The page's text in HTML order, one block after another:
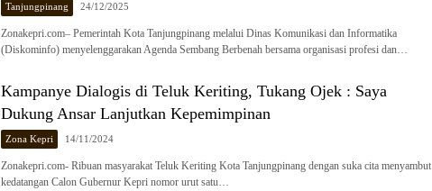
Tanjungpinang 24/12/2025
Zonakepri.com– Pemerintah Kota Tanjungpinang melalui Dinas Komunikasi dan Informatika
(Diskominfo) menyelenggarakan Agenda Sembang Berbenah bersama organisasi profesi dan…
Kampanye Dialogis di Teluk Keriting, Tukang Ojek : Saya
Dukung Ansar Lanjutkan Kepemimpinan
Zona Kepri 14/11/2024
Zonakepri.com- Ribuan masyarakat Teluk Keriting Kota Tanjungpinang dengan suka cita menyambut
kedatangan Calon Gubernur Kepri nomor urut satu…